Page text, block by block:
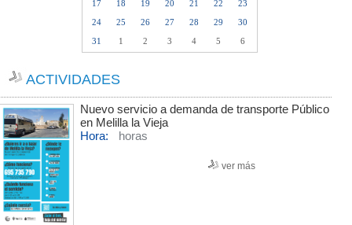
17
18 19 20 21 22
23
24
25 26 27 28 29
30
31
1 2 3 4 5 6
ACTIVIDADES
Nuevo servicio a demanda de transporte Público
en Melilla la Vieja
Hora:
horas
ver más